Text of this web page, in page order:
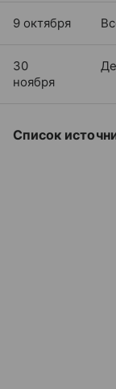
9 октября
30
ноября
Список